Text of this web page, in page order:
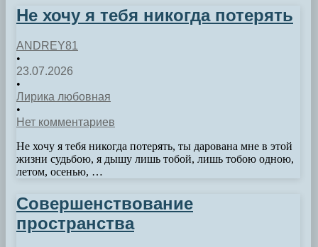
Не хочу я тебя никогда потерять
ANDREY81
•
23.07.2026
•
Лирика любовная
•
Нет комментариев
Не хочу я тебя никогда потерять, ты дарована мне в этой
жизни судьбою, я дышу лишь тобой, лишь тобою одною,
летом, осенью, …
Совершенствование
пространства